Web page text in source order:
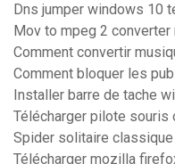
Dns jumper windows 10
Mov to mpeg 2 converter
Comment convertir
Comment bloquer les
Installer barre de tache
Télécharger pilote souris
Spider solitaire
Télécharger mozilla